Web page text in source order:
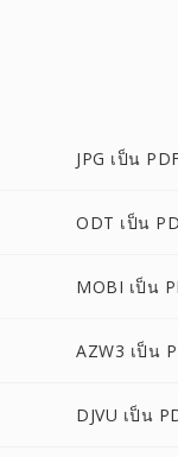
JPG เป็น
ODT เป็น
MOBI เป็น
AZW3 เป็น
DJVU เป็น